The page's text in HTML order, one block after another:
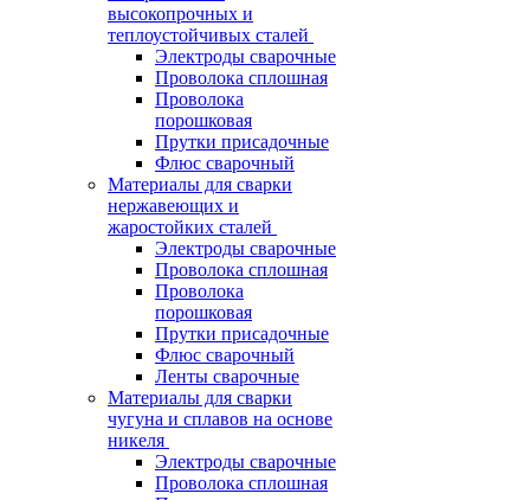
высокопрочных и
теплоустойчивых сталей
Электроды сварочные
Проволока сплошная
Проволока
порошковая
Прутки присадочные
Флюс сварочный
Материалы для сварки
нержавеющих и
жаростойких сталей
Электроды сварочные
Проволока сплошная
Проволока
порошковая
Прутки присадочные
Флюс сварочный
Ленты сварочные
Материалы для сварки
чугуна и сплавов на основе
никеля
Электроды сварочные
Проволока сплошная